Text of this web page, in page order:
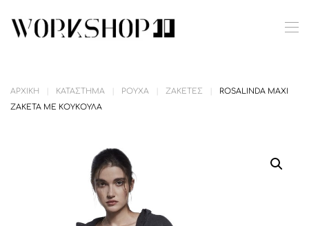
Skip to main content
ΑΡΧΙΚΉ ΚΑΤΆΣΤΗΜΑ ΡΟΎΧΑ ΖΑΚΈΤΕΣ
ROSALINDA MAXI
ΖΑΚΈΤΑ ΜΕ ΚΟΥΚΟΎΛΑ